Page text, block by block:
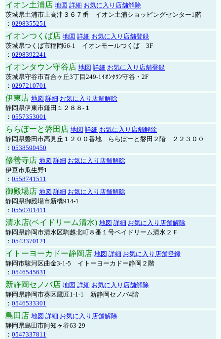
イオン土浦店 地図 詳細 お気に入り店舗解除
茨城県土浦市上高津３６７番 イオン土浦ショッピングセンター1階
： 0298355251
イオンつくば店 地図 詳細 お気に入り店舗登録
茨城県つくば市稲岡66-1 イオンモールつくば 3F
： 0298392241
イオンタウン守谷店 地図 詳細 お気に入り店舗登録
茨城県守谷市百合ヶ丘3丁目249-1ｲｵﾝﾀｳﾝ守谷・2F
： 0297210701
伊東店 地図 詳細 お気に入り店舗解除
静岡県伊東市鎌田１２８８-１
： 0557353001
ららぽーと磐田店 地図 詳細 お気に入り店舗解除
静岡県磐田市高見丘１２００番地 ららぽーと磐田２階 ２２３００
： 0538590450
修善寺店 地図 詳細 お気に入り店舗解除
伊豆市瓜生野1
： 0558741511
御殿場店 地図 詳細 お気に入り店舗解除
静岡県御殿場市新橋914-1
： 0550701411
清水店(ベイドリーム清水) 地図 詳細 お気に入り店舗解除
静岡県静岡市清水区駒越北町８番１号ベイドリーム清水２Ｆ
： 0543370121
イトーヨーカドー静岡店 地図 詳細 お気に入り店舗登録
静岡市駿河区曲金3-1-5 イトーヨーカドー静岡２階
： 0546545631
新静岡セノバ店 地図 詳細 お気に入り店舗解除
静岡県静岡市葵区鷹匠1-1-1 新静岡セノバ4階
： 0546533301
島田店 地図 詳細 お気に入り店舗解除
静岡県島田市阿知ヶ谷63-29
： 0547337811